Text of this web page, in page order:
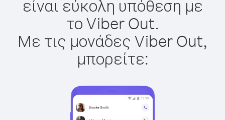
είναι εύκολη υπόθεση με
το Viber Out.
Με τις μονάδες Viber Out,
μπορείτε: